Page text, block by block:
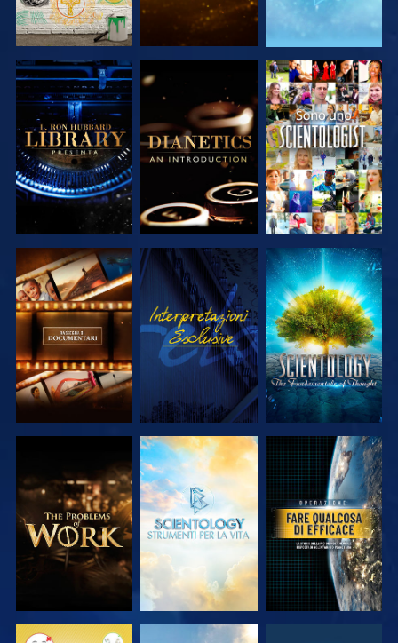
ESPLORA LE
SERIE
ESPLORA LE
SERIE
GUARDA
ESPLORA LE
SERIE
GUARDA
ESPLORA LE
SERIE
ESPLORA LE
SERIE
ESPLORA LE
SERIE
GUARDA